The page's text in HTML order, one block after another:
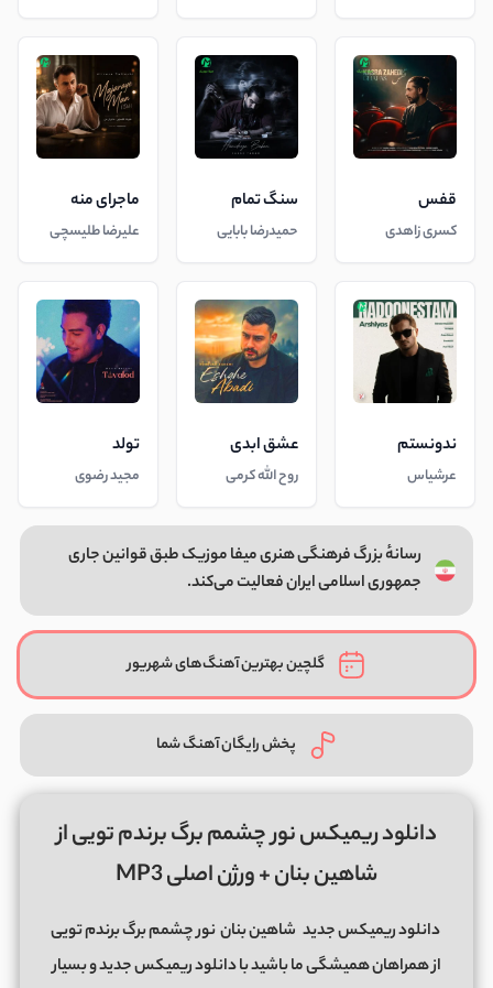
قفس
کسری زاهدی
سنگ تمام
حمیدرضا بابایی
ماجرای منه
علیرضا طلیسچی
ندونستم
عرشیاس
عشق ابدی
روح الله کرمی
تولد
مجید رضوی
رسانهٔ بزرگ فرهنگی هنری میفا موزیک طبق قوانین جاری
جمهوری اسلامی ایران فعالیت می‌کند.
گلچین بهترین آهنگ‌های شهریور
پخش رایگان آهنگ شما
دانلود ریمیکس نور چشمم برگ برندم تویی از
شاهین بنان + ورژن اصلی MP3
دانلود ریمیکس جدید شاهین بناننور چشمم برگ برندم تویی
از همراهان همیشگی ما باشید با دانلود ریمیکس جدید و بسیار